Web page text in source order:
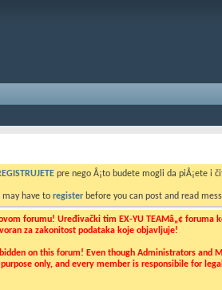
pre nego Å¡to budete mogli da piÅ¡ete i
may have to register before you can post and read
forumu! Uređivački tim EX-YU TEAMâ„¢
za zakonitost podataka koje objavljuje!
on this forum! Even though Administrators
only, and every member is responsibile for